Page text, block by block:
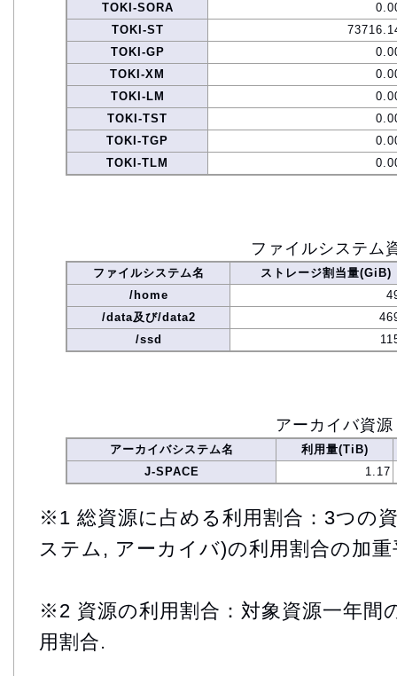
TOKI-SORA
TOKI-ST
TOKI-GP
TOKI-XM
TOKI-LM
TOKI-TST
TOKI-TGP
TOKI-TLM
ファイルシステム
ファイルシステム名
ストレージ割当量(GiB)
/home
/data及び/data2
/ssd
アーカイバ資源
アーカイバシステム名
利用量(TiB)
J-SPACE
1.17
※1 総資源に占める利用割合：3つの
ステム, アーカイバ)の利用割合の加重
※2 資源の利用割合：対象資源一年間
用割合.